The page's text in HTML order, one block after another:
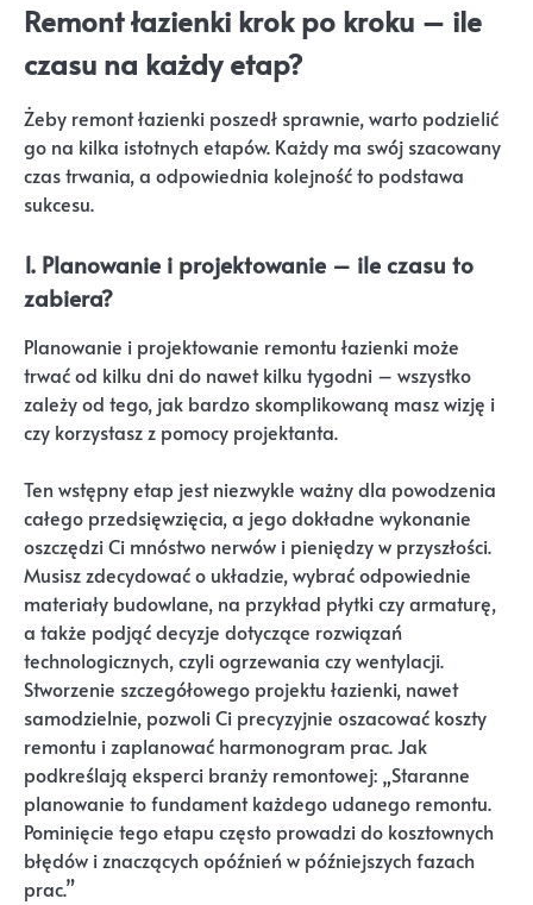
Remont łazienki krok po kroku – ile
czasu na każdy etap?
Żeby remont łazienki poszedł sprawnie, warto podzielić
go na kilka istotnych etapów. Każdy ma swój szacowany
czas trwania, a odpowiednia kolejność to podstawa
sukcesu.
1. Planowanie i projektowanie – ile czasu to
zabiera?
Planowanie i projektowanie remontu łazienki może
trwać od kilku dni do nawet kilku tygodni – wszystko
zależy od tego, jak bardzo skomplikowaną masz wizję i
czy korzystasz z pomocy projektanta.
Ten wstępny etap jest niezwykle ważny dla powodzenia
całego przedsięwzięcia, a jego dokładne wykonanie
oszczędzi Ci mnóstwo nerwów i pieniędzy w przyszłości.
Musisz zdecydować o układzie, wybrać odpowiednie
materiały budowlane, na przykład płytki czy armaturę,
a także podjąć decyzje dotyczące rozwiązań
technologicznych, czyli ogrzewania czy wentylacji.
Stworzenie szczegółowego projektu łazienki, nawet
samodzielnie, pozwoli Ci precyzyjnie oszacować koszty
remontu i zaplanować harmonogram prac. Jak
podkreślają eksperci branży remontowej: „Staranne
planowanie to fundament każdego udanego remontu.
Pominięcie tego etapu często prowadzi do kosztownych
błędów i znaczących opóźnień w późniejszych fazach
prac.”